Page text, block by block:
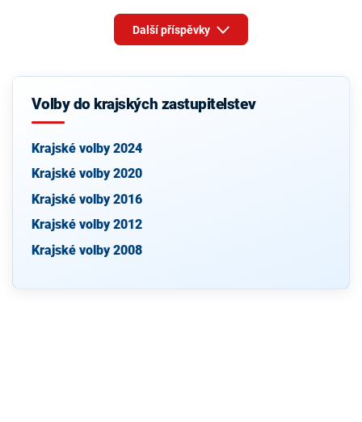
Další příspěvky
Volby do krajských zastupitelstev
Krajské volby 2024
Krajské volby 2020
Krajské volby 2016
Krajské volby 2012
Krajské volby 2008